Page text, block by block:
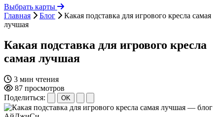
Выбрать карты
Главная
Блог
Какая подставка для игрового кресла самая
лучшая
Какая подставка для игрового кресла
самая лучшая
3 мин чтения
87 просмотров
Поделиться:
OK